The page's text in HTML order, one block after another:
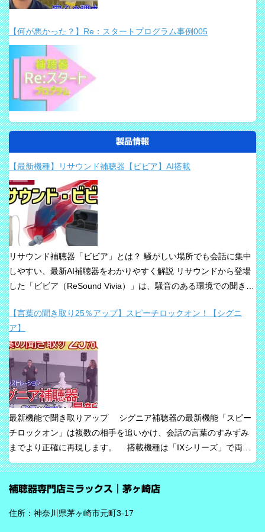
【何が悪かった？】Re：スタートプログラム事例005
製品情報
【最新機種】リサウンド補聴器【ビビア】AI搭載
リサウンド補聴器「ビビア」とは？ 騒がしい場所でも会話に集中
しやすい、最新AI補聴器をわかりやすく解説 リサウンドから登場
した「ビビア（ReSound Vivia）」は、騒音のある環境での聞き取
「騒音下でも鮮やかな聞き取り」、「世界最小AI補聴器」、
「Auracast標準搭載」が主な特長です。 ビビアが目指している
のは、単純な増幅だけではありません。 周囲の音の中から、聞き
たい声に意識を向けやすくすること、そして自然な聞こえ方をで
きるだけ保ちながら会話を楽にすることが、このシリーズの重要
な考え方です。 ビビアの中核は【IA】という考え方 ビビアで
は、リサウンドがIntelligence Augmented（インテリジェンス・オ
ーグメンテッド）と呼ぶ考え方を採用しています。 これは、AIが
すべてを一方的に処理するのではなく、人の脳が本来持っている
音を選び取る力を支えるという発想で、脳の自然な処理を助ける
ためのAIとしています。 騒がしい場所では、相手の声だけでな
音が同時に耳に入ってきます。 ビビアは、そうした場面で必要な
ことばと不要な雑音のコントラストをつくる方向で働くことが特
【言葉の聞き取り25％アップ】スピーチロックオン！【シグニ
ア】
最新機能で聞き取りアップ シグニア補聴器の最新機能「スピー
チロックオン」は複数の相手を追いかけ、会話の言葉のすみずみ
までより正確に再現します。 搭載機種は「IXシリーズ」で両耳
装用時に働きます。片耳装用の場合は、ワードロックオン機能で
し、7クラスならデータを192,000個収集するから、騒音下での言
補聴器専門店ミラックス｜茅ヶ崎店
住所：神奈川県茅ヶ崎市元町3-17